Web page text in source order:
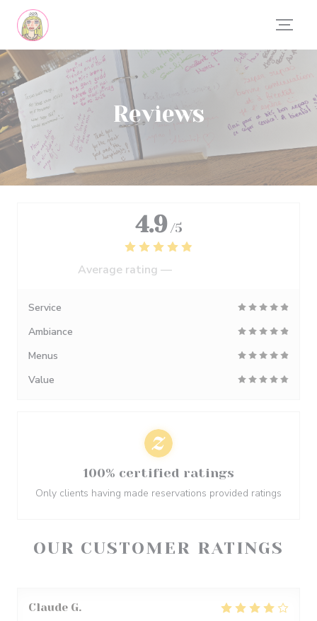
Personalizing your cookie choices
Reviews
OUR CUSTOMER RATINGS
Claude G
4.9 /5
Average rating —
Service
Ambiance
Menus
Value
100% certified ratings
Only clients having made reservations provided ratings